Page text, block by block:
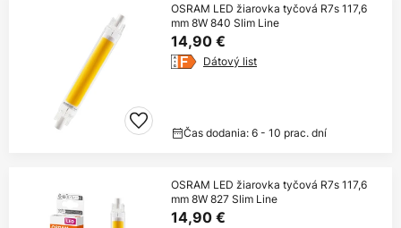
OSRAM LED žiarovka tyčová R7s 117,6
mm 8W 840 Slim Line
14,90 €
Dátový list
Čas dodania: 6 - 10 prac. dní
OSRAM LED žiarovka tyčová R7s 117,6
mm 8W 827 Slim Line
14,90 €